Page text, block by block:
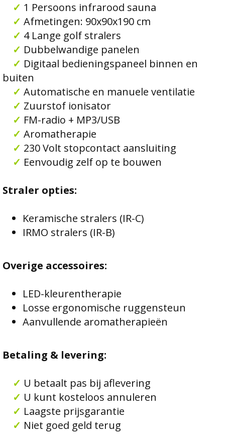
✓ 1 Persoons infrarood sauna
✓ Afmetingen: 90x90x190 cm
✓ 4 Lange golf stralers
✓ Dubbelwandige panelen
✓ Digitaal bedieningspaneel binnen en
buiten
✓ Automatische en manuele ventilatie
✓ Zuurstof ionisator
✓ FM-radio + MP3/USB
✓ Aromatherapie
✓ 230 Volt stopcontact aansluiting
✓ Eenvoudig zelf op te bouwen
Straler opties:
Keramische stralers (IR-C)
IRMO stralers (IR-B)
Overige accessoires:
LED-kleurentherapie
Losse ergonomische ruggensteun
Aanvullende aromatherapieën
Betaling & levering:
✓ U betaalt pas bij aflevering
✓ U kunt kosteloos annuleren
✓ Laagste prijsgarantie
✓ Niet goed geld terug